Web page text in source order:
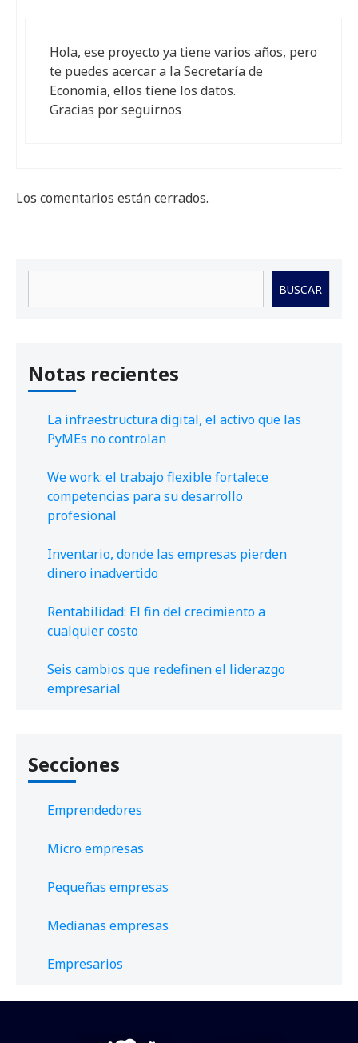
Hola, ese proyecto ya tiene varios años, pero
te puedes acercar a la Secretaría de
Economía, ellos tiene los datos.
Gracias por seguirnos
Los comentarios están cerrados.
BUSCAR
Notas recientes
La infraestructura digital, el activo que las
PyMEs no controlan
We work: el trabajo flexible fortalece
competencias para su desarrollo
profesional
Inventario, donde las empresas pierden
dinero inadvertido
Rentabilidad: El fin del crecimiento a
cualquier costo
Seis cambios que redefinen el liderazgo
empresarial
Secciones
Emprendedores
Micro empresas
Pequeñas empresas
Medianas empresas
Empresarios